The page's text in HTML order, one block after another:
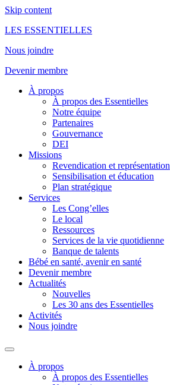
Skip content
LES ESSENTIELLES
Nous joindre
Devenir membre
À propos
À propos des Essentielles
Notre équipe
Partenaires
Gouvernance
DEI
Missions
Revendication et représentation
Sensibilisation et éducation
Plan stratégique
Services
Les Cong’elles
Le local
Ressources
Services de la vie quotidienne
Banque de talents
Bébé en santé, avenir en santé
Devenir membre
Actualités
Nouvelles
Les 30 ans des Essentielles
Activités
Nous joindre
À propos
À propos des Essentielles